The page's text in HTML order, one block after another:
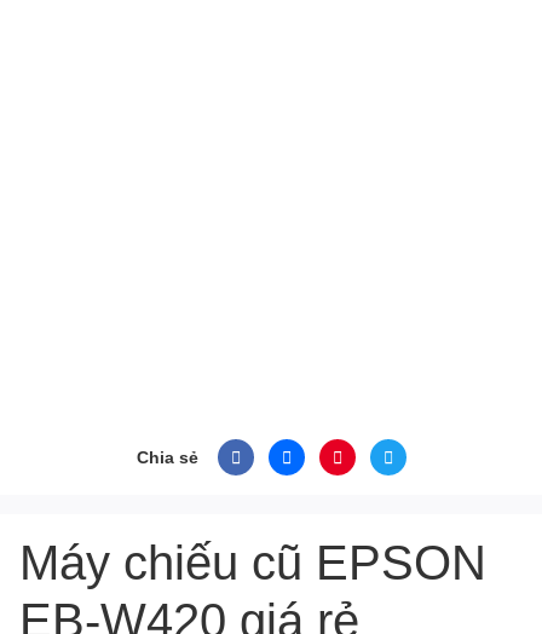
Máy chiếu cũ EPSON